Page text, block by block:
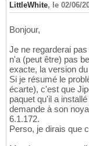
LittleWhite, le 02/06/
Bonjour,
Je ne regarderai
n'a (peut être) pas
exacte, la version
Si je résumé le
écarte), c'est que
paquet qu'il a
demande à son
6.1.172.
Perso, je dirais que